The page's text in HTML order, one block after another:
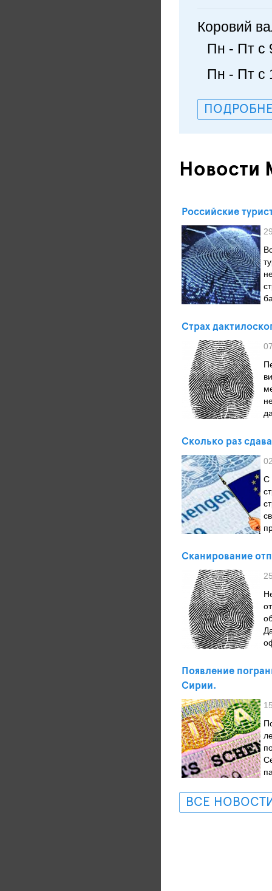
Коровий
Пн - Пт с
Пн - Пт с
Новости
Российские
Страх
Сколько раз
С
Сканирование
Появление
Сирии.
ВСЕ